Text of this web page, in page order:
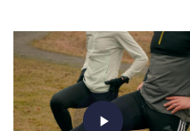
play_arrow